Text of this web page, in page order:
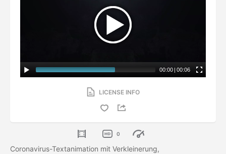
00:00 | 00:06
LICENSE INFO
0
Coronavirus-Textanimation mit Verkleinerung,